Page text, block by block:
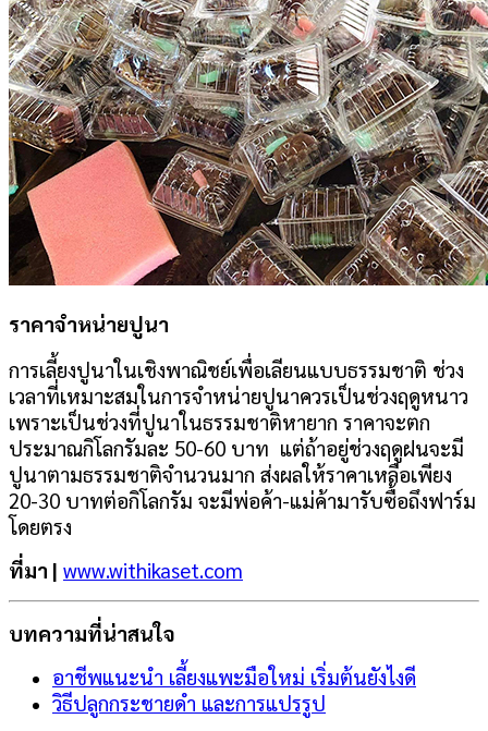
ราคาจำหน่ายปูนา
การเลี้ยงปูนาในเชิงพาณิชย์เพื่อเลียนแบบธรรมชาติ ช่วง
เวลาที่เหมาะสมในการจำหน่ายปูนาควรเป็นช่วงฤดูหนาว
เพราะเป็นช่วงที่ปูนาในธรรมชาติหายาก ราคาจะตก
ประมาณกิโลกรัมละ 50-60 บาท แต่ถ้าอยู่ช่วงฤดูฝนจะมี
ปูนาตามธรรมชาติจำนวนมาก ส่งผลให้ราคาเหลือเพียง
20-30 บาทต่อกิโลกรัม จะมีพ่อค้า-แม่ค้ามารับซื้อถึงฟาร์ม
โดยตรง
ที่มา | www.withikaset.com
บทความที่น่าสนใจ
อาชีพแนะนำ เลี้ยงแพะมือใหม่ เริ่มต้นยังไงดี
วิธีปลูกกระชายดำ และการแปรรูป